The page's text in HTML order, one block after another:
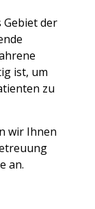
der
ist, um
zu
wir Ihnen
an.